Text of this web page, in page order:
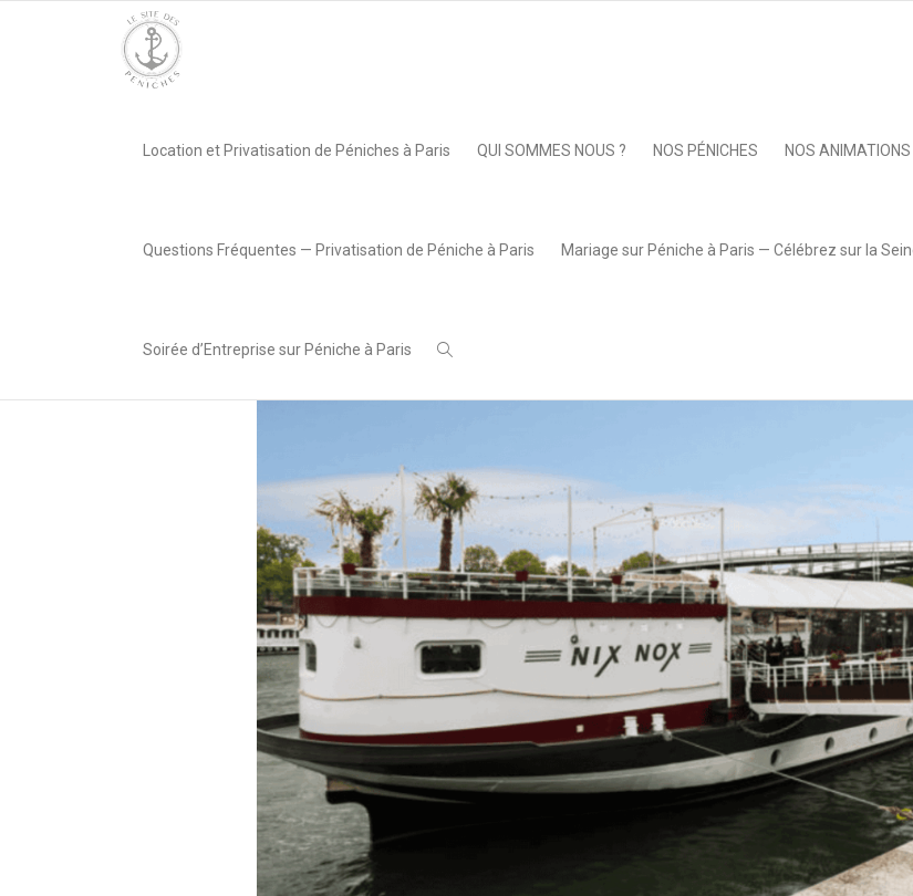
Location et Privatisation de Péniches à Paris QUI SOMMES NOUS ? NOS PÉNICHES NOS ANIMATIONS
Questions Fréquentes — Privatisation de Péniche à Paris Mariage sur Péniche à Paris — Célébrez sur la
Soirée d’Entreprise sur Péniche à Paris